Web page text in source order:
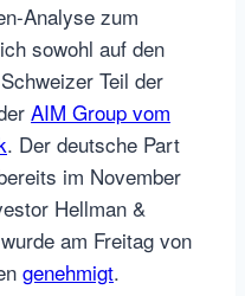
Analyse zum
sowohl auf den
Teil der
AIM Group vom
. Der deutsche Part
im November
Hellman &
am Freitag von
genehmigt.